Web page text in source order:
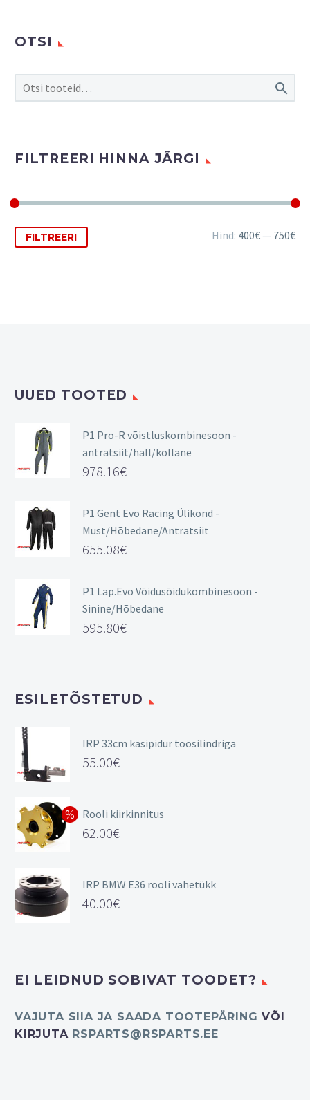
OTSI

FILTREERI HINNA JÄRGI
Minimaalne
hind
Maksimaalne
hind
FILTREERI Hind: 400€— 750€
UUED TOOTED
P1 Pro-R võistluskombinesoon -
antratsiit/hall/kollane
978.16€
P1 Gent Evo Racing Ülikond -
Must/Hõbedane/Antratsiit
655.08€
P1 Lap.Evo Võidusõidukombinesoon -
Sinine/Hõbedane
595.80€
ESILETÕSTETUD
IRP 33cm käsipidur töösilindriga
55.00€
Rooli kiirkinnitus
Algne
78.27€.
62.00€
is:
IRP BMW E36 rooli vahetükk
40.00€
EI LEIDNUD SOBIVAT TOODET?
VAJUTA SIIA JA SAADA TOOTEPÄRING VÕI
KIRJUTA RSPARTS@RSPARTS.EE